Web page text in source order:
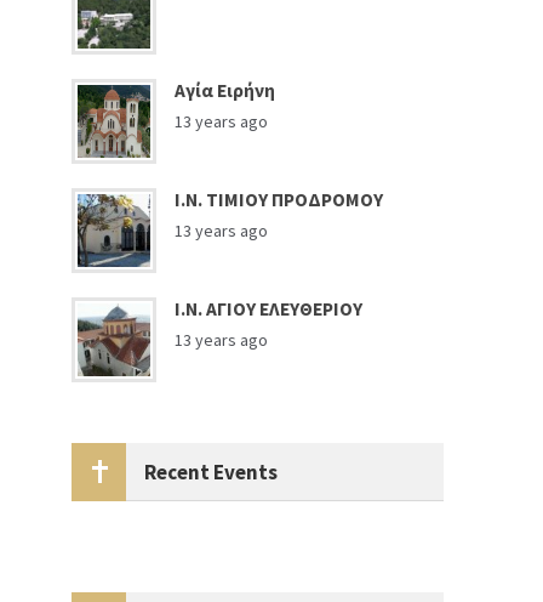
Αγία Ειρήνη
13 years ago
Ι.Ν. ΤΙΜΙΟΥ ΠΡΟΔΡΟΜΟΥ
13 years ago
Ι.Ν. ΑΓΙΟΥ ΕΛΕΥΘΕΡΙΟΥ
13 years ago
Recent Events